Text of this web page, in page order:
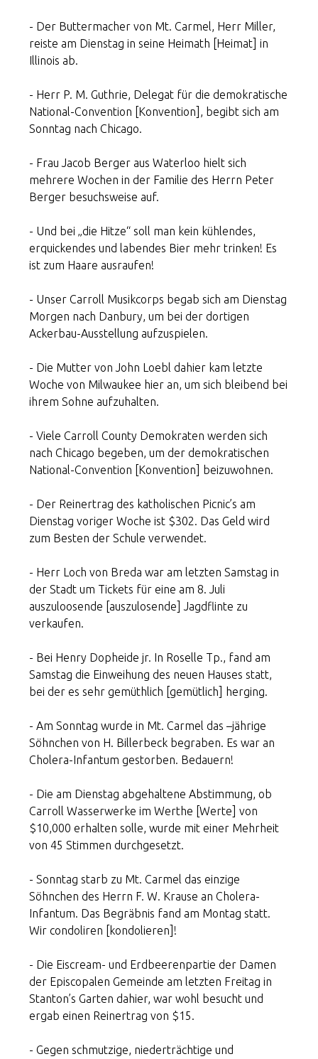
- Der Buttermacher von Mt. Carmel, Herr Miller,
reiste am Dienstag in seine Heimath [Heimat] in
Illinois ab.
- Herr P. M. Guthrie, Delegat für die demokratische
National-Convention [Konvention], begibt sich am
Sonntag nach Chicago.
- Frau Jacob Berger aus Waterloo hielt sich
mehrere Wochen in der Familie des Herrn Peter
Berger besuchsweise auf.
- Und bei „die Hitze“ soll man kein kühlendes,
erquickendes und labendes Bier mehr trinken! Es
ist zum Haare ausraufen!
- Unser Carroll Musikcorps begab sich am Dienstag
Morgen nach Danbury, um bei der dortigen
Ackerbau-Ausstellung aufzuspielen.
- Die Mutter von John Loebl dahier kam letzte
Woche von Milwaukee hier an, um sich bleibend bei
ihrem Sohne aufzuhalten.
- Viele Carroll County Demokraten werden sich
nach Chicago begeben, um der demokratischen
National-Convention [Konvention] beizuwohnen.
- Der Reinertrag des katholischen Picnic’s am
Dienstag voriger Woche ist $302. Das Geld wird
zum Besten der Schule verwendet.
- Herr Loch von Breda war am letzten Samstag in
der Stadt um Tickets für eine am 8. Juli
auszuloosende [auszulosende] Jagdflinte zu
verkaufen.
- Bei Henry Dopheide jr. In Roselle Tp., fand am
Samstag die Einweihung des neuen Hauses statt,
bei der es sehr gemüthlich [gemütlich] herging.
- Am Sonntag wurde in Mt. Carmel das –jährige
Söhnchen von H. Billerbeck begraben. Es war an
Cholera-Infantum gestorben. Bedauern!
- Die am Dienstag abgehaltene Abstimmung, ob
Carroll Wasserwerke im Werthe [Werte] von
$10,000 erhalten solle, wurde mit einer Mehrheit
von 45 Stimmen durchgesetzt.
- Sonntag starb zu Mt. Carmel das einzige
Söhnchen des Herrn F. W. Krause an Cholera-
Infantum. Das Begräbnis fand am Montag statt.
Wir condoliren [kondolieren]!
- Die Eiscream- und Erdbeerenpartie der Damen
der Episcopalen Gemeinde am letzten Freitag in
Stanton’s Garten dahier, war wohl besucht und
ergab einen Reinertrag von $15.
- Gegen schmutzige, niederträchtige und